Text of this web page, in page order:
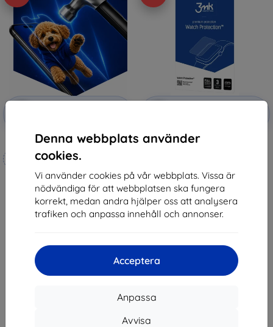
Denna webbplats använder
cookies.
Vi använder cookies på vår webbplats. Vissa är
nödvändiga för att webbplatsen ska fungera
korrekt, medan andra hjälper oss att analysera
trafiken och anpassa innehåll och annonser.
Acceptera
Anpassa
Avvisa
Rabatt
3mk Hammer protective film
Tillverkat efter mått
248 kr
223 kr
I lager 4 st
Rabatt
3mk Watch Protection
133 kr
I lager > 5 st